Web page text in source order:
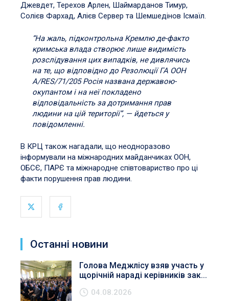
Джевдет, Терехов Арлен, Шаймарданов Тимур,
Солієв Фархад, Алієв Сервер та Шемшедінов Ісмаїл.
“На жаль, підконтрольна Кремлю де-факто
кримська влада створює лише видимість
розслідування цих випадків, не дивлячись
на те, що відповідно до Резолюції ГА ООН
A/RES/71/205 Росія названа державою-
окупантом і на неї покладено
відповідальність за дотримання прав
людини на цій території”, — йдеться у
повідомленні.
В КРЦ також нагадали, що неодноразово
інформували на міжнародних майданчиках ООН,
ОБСЄ, ПАРЄ та міжнародне співтовариство про ці
факти порушення прав людини.
Останні новини
Голова Меджлісу взяв участь у
щорічній нараді керівників зак...
04.08.2026